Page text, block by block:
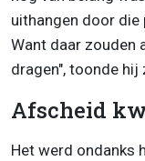
uithangen door die
Want daar zouden
dragen", toonde
Afscheid
Het werd ondanks